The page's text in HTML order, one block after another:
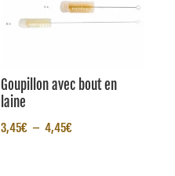
Goupillon avec bout en
laine
3,45€ – 4,45€